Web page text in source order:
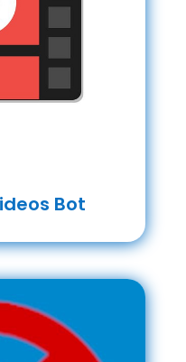
Bot